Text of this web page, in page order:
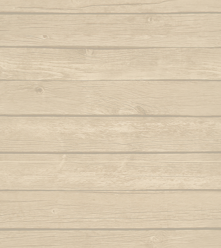
Autor : Instrutor Morcego (Capoeira
Luanda)
Berimbau de Bimba
Autor : Mestre Elias
Berimbau falou
Autor : Graduado Voador (Capoeira Nagô)
Berimbau mandou se benzer
Autor : Boa Voz (Abada)
Berimbau tocou
Cade meu espinho de laranjeira
Autor : Profesor Pretinho (Abada)
Camafeu (Samba no mar)
Capineiro de ioiô
Capoeira a mais bela é você
Autor : Mestre Torneiro Cantando
Capoeira da Africa
Oi sim sim
Ola ola
Autor :
Autor :
Autor : Mestre
Pra jogar
Música:
Si Maître Bimba était
Pour m'enseigner
J'entrerais
Je prendrais de Ipê
Refrain
Dans la vieille
Dans les grandes
Le Quijenge dit
C'est le berimbau
Refrain
*Jequitibà,
Il s'agit de bois qui
berimbau